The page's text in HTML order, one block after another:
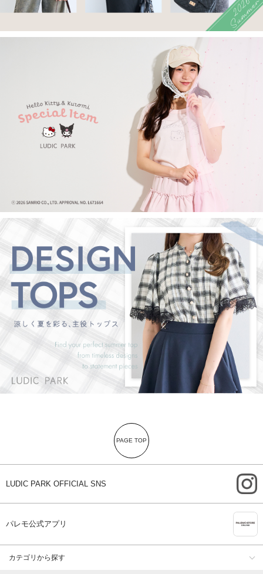
PAGE TOP
LUDIC PARK OFFICIAL SNS
パレモ公式アプリ
カテゴリから探す